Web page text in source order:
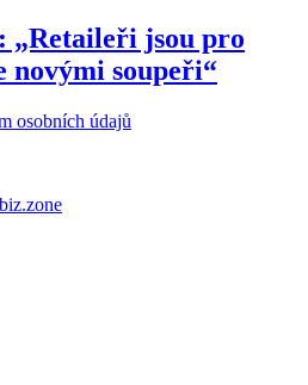
„Retaileři jsou pro
novými soupeři“
osobních údajů